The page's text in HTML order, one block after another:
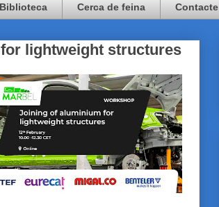
Biblioteca Cerca de feina Contacte
lightweight structures